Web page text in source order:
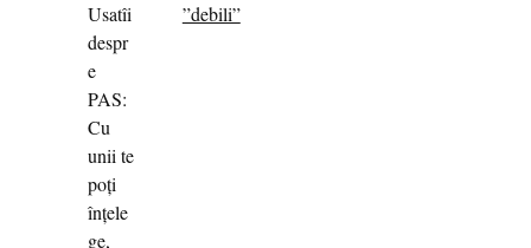
”debili”